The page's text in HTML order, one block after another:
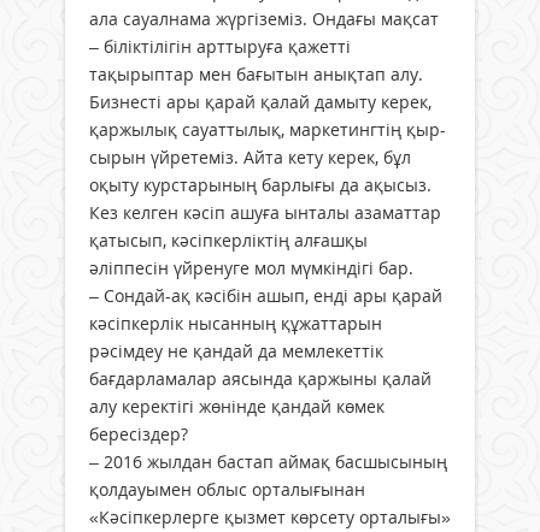
ала сауалнама жүргіземіз. Ондағы мақсат
– біліктілігін арттыруға қажетті
тақырыптар мен бағытын анықтап алу.
Бизнесті ары қарай қалай дамыту керек,
қаржылық сауаттылық, маркетингтің қыр-
сырын үйретеміз. Айта кету керек, бұл
оқыту курстарының барлығы да ақысыз.
Кез келген кәсіп ашуға ынталы азаматтар
қатысып, кәсіпкерліктің алғашқы
әліппесін үйренуге мол мүмкіндігі бар.
– Сондай-ақ кәсібін ашып, енді ары қарай
кәсіпкерлік нысанның құжаттарын
рәсімдеу не қандай да мемлекеттік
бағдарламалар аясында қаржыны қалай
алу керектігі жөнінде қандай көмек
бересіздер?
– 2016 жылдан бастап аймақ басшысының
қолдауымен облыс орталығынан
«Кәсіпкерлерге қызмет көрсету орталығы»